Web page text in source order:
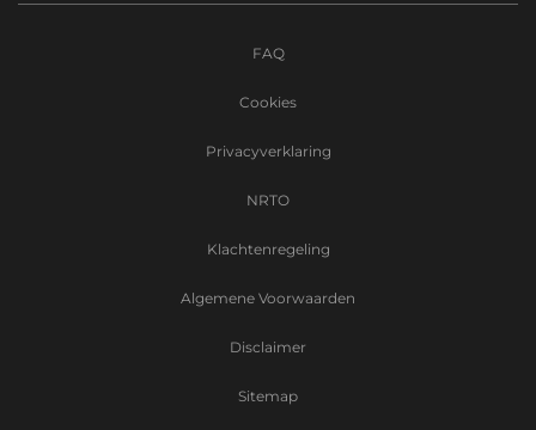
FAQ
Cookies
Privacyverklaring
NRTO
Klachtenregeling
Algemene Voorwaarden
Disclaimer
Sitemap